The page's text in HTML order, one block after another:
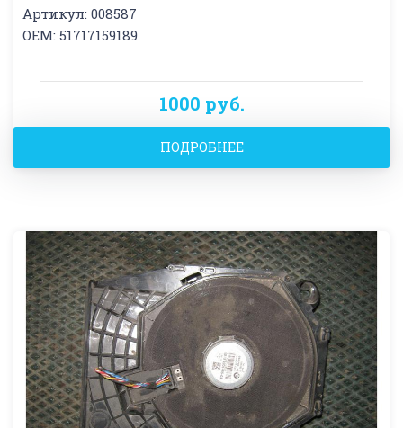
Артикул: 008587
OEM: 51717159189
1000 руб.
ПОДРОБНЕЕ